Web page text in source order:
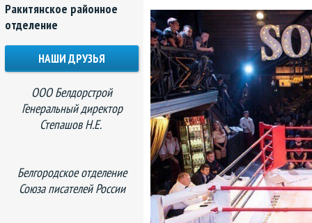
Ракитянское районное
отделение
НАШИ ДРУЗЬЯ
ООО Белдорстрой
Генеральный директор
Степашов Н.Е.
Белгородское отделение
Союза писателей России